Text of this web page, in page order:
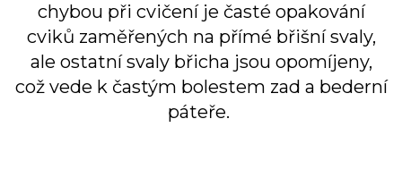
chybou při cvičení je časté opakování
cviků zaměřených na přímé břišní svaly,
ale ostatní svaly břicha jsou opomíjeny,
což vede k častým bolestem zad a bederní
páteře.